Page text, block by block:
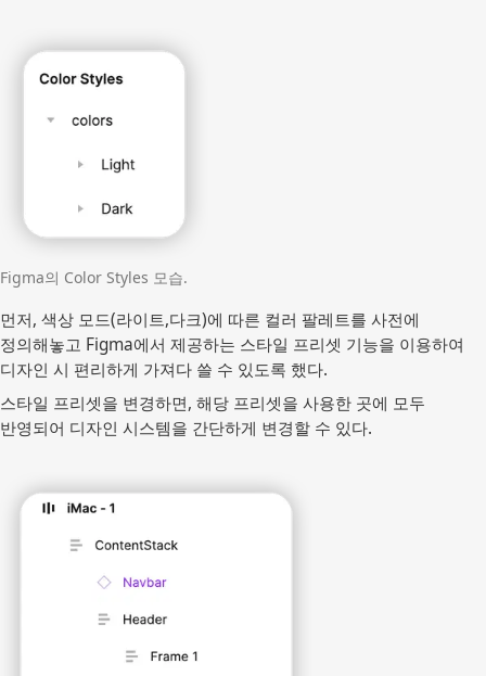
Figma의 Color Styles 모습.
먼저, 색상 모드(라이트,다크)에 따른 컬러 팔레트를 사전에
정의해놓고 Figma에서 제공하는 스타일 프리셋 기능을 이용하여
디자인 시 편리하게 가져다 쓸 수 있도록 했다.
스타일 프리셋을 변경하면, 해당 프리셋을 사용한 곳에 모두
반영되어 디자인 시스템을 간단하게 변경할 수 있다.